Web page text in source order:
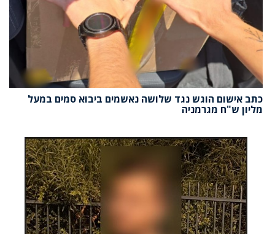
כתב אישום הוגש נגד שלושה נאשמים ביבוא סמים במעל
מליון ש"ח מגרמניה